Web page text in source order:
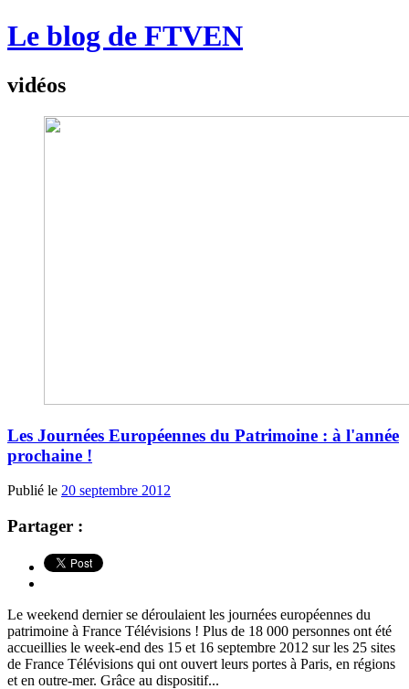
Le blog de FTVEN
vidéos
Les Journées Européennes du Patrimoine : à l'année
prochaine !
Publié le 20 septembre 2012
Partager :
Le weekend dernier se déroulaient les journées européennes du
patrimoine à France Télévisions ! Plus de 18 000 personnes ont été
accueillies le week-end des 15 et 16 septembre 2012 sur les 25 sites
de France Télévisions qui ont ouvert leurs portes à Paris, en régions
et en outre-mer. Grâce au dispositif...